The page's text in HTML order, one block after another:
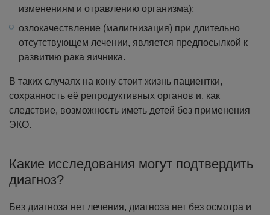
изменениям и отравлению организма);
озлокачествление (малигнизация) при длительно
отсутствующем лечении, является предпосылкой к
развитию рака яичника.
В таких случаях на кону стоит жизнь пациентки,
сохранность её репродуктивных органов и, как
следствие, возможность иметь детей без применения
ЭКО.
Какие исследования могут подтвердить
диагноз?
Без диагноза нет лечения, диагноза нет без осмотра и